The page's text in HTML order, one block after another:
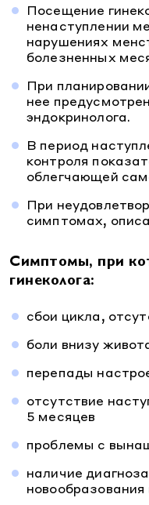
Посещение
ненаступлении
нарушениях
болезненных
При
нее
эндокринолога.
В период
контроля
облегчающей
При
симптомах,
Симптомы, при
гинеколога:
сбои цикла,
боли внизу
перепады
отсутствие
5 месяцев
проблемы с
наличие
новообразования